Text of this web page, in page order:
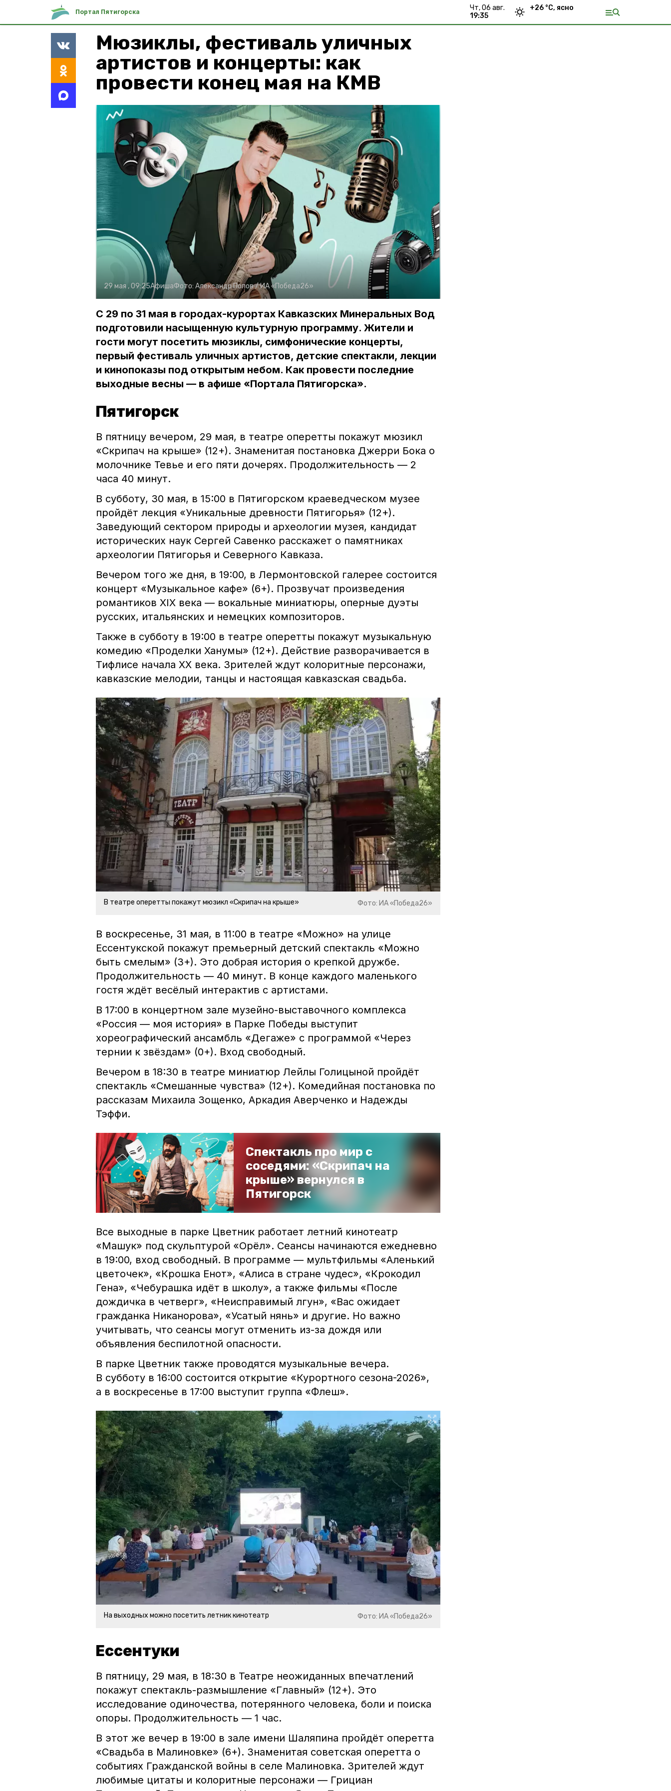
Портал Пятигорска
чт, 06 авг.
19:35
+26 °С, ясно
Мюзиклы, фестиваль уличных
артистов и концерты: как
провести конец мая на КМВ
29 мая , 09:25АфишаФото: Александр Попов /ИА «Победа26»
С 29 по 31 мая в городах-курортах Кавказских Минеральных Вод
подготовили насыщенную культурную программу. Жители и
гости могут посетить мюзиклы, симфонические концерты,
первый фестиваль уличных артистов, детские спектакли, лекции
и кинопоказы под открытым небом. Как провести последние
выходные весны — в афише «Портала Пятигорска».
Пятигорск
В пятницу вечером, 29 мая, в театре оперетты покажут мюзикл
«Скрипач на крыше» (12+). Знаменитая постановка Джерри Бока о
молочнике Тевье и его пяти дочерях. Продолжительность — 2
часа 40 минут.
В субботу, 30 мая, в 15:00 в Пятигорском краеведческом музее
пройдёт лекция «Уникальные древности Пятигорья» (12+).
Заведующий сектором природы и археологии музея, кандидат
исторических наук Сергей Савенко расскажет о памятниках
археологии Пятигорья и Северного Кавказа.
Вечером того же дня, в 19:00, в Лермонтовской галерее состоится
концерт «Музыкальное кафе» (6+). Прозвучат произведения
романтиков XIX века — вокальные миниатюры, оперные дуэты
русских, итальянских и немецких композиторов.
Также в субботу в 19:00 в театре оперетты покажут музыкальную
комедию «Проделки Ханумы» (12+). Действие разворачивается в
Тифлисе начала XX века. Зрителей ждут колоритные персонажи,
кавказские мелодии, танцы и настоящая кавказская свадьба.
В театре оперетты покажут мюзикл «Скрипач на крыше» Фото: ИА «Победа26»
В воскресенье, 31 мая, в 11:00 в театре «Можно» на улице
Ессентукской покажут премьерный детский спектакль «Можно
быть смелым» (3+). Это добрая история о крепкой дружбе.
Продолжительность — 40 минут. В конце каждого маленького
гостя ждёт весёлый интерактив с артистами.
В 17:00 в концертном зале музейно-выставочного комплекса
«Россия — моя история» в Парке Победы выступит
хореографический ансамбль «Дегаже» с программой «Через
тернии к звёздам» (0+). Вход свободный.
Вечером в 18:30 в театре миниатюр Лейлы Голицыной пройдёт
спектакль «Смешанные чувства» (12+). Комедийная постановка по
рассказам Михаила Зощенко, Аркадия Аверченко и Надежды
Тэффи.
Спектакль про мир с
соседями: «Скрипач на
крыше» вернулся в
Пятигорск
Все выходные в парке Цветник работает летний кинотеатр
«Машук» под скульптурой «Орёл». Сеансы начинаются ежедневно
в 19:00, вход свободный. В программе — мультфильмы «Аленький
цветочек», «Крошка Енот», «Алиса в стране чудес», «Крокодил
Гена», «Чебурашка идёт в школу», а также фильмы «После
дождичка в четверг», «Неисправимый лгун», «Вас ожидает
гражданка Никанорова», «Усатый нянь» и другие. Но важно
учитывать, что сеансы могут отменить из-за дождя или
объявления беспилотной опасности.
В парке Цветник также проводятся музыкальные вечера.
В субботу в 16:00 состоится открытие «Курортного сезона-2026»,
а в воскресенье в 17:00 выступит группа «Флеш».
На выходных можно посетить летник кинотеатр Фото: ИА «Победа26»
Ессентуки
В пятницу, 29 мая, в 18:30 в Театре неожиданных впечатлений
покажут спектакль-размышление «Главный» (12+). Это
исследование одиночества, потерянного человека, боли и поиска
опоры. Продолжительность — 1 час.
В этот же вечер в 19:00 в зале имени Шаляпина пройдёт оперетта
«Свадьба в Малиновке» (6+). Знаменитая советская оперетта о
событиях Гражданской войны в селе Малиновка. Зрителей ждут
любимые цитаты и колоритные персонажи — Грициан